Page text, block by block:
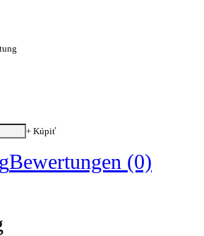
+ Kúpiť
Bewertungen (0)